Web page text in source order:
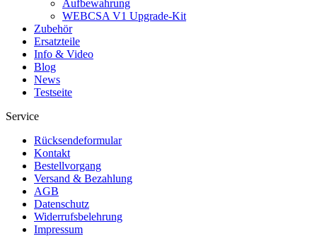
Aufbewahrung
WEBCSA V1 Upgrade-Kit
Zubehör
Ersatzteile
Info & Video
Blog
News
Testseite
Service
Rücksendeformular
Kontakt
Bestellvorgang
Versand & Bezahlung
AGB
Datenschutz
Widerrufsbelehrung
Impressum